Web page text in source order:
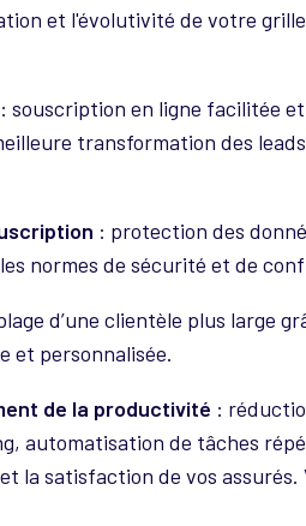
et l'évolutivité de votre
: souscription en ligne facilitée
transformation des
: protection des
normes de sécurité et de
d’une clientèle plus large
et personnalisée.
de la productivité :
automatisation de tâches
la satisfaction de vos assurés.